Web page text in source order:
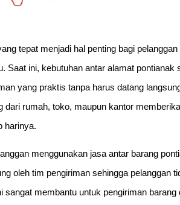
tepat menjadi hal penting bagi
Saat ini, kebutuhan antar alamat
yang praktis tanpa harus datang
dari rumah, toko, maupun kantor
harinya.
menggunakan jasa antar barang
oleh tim pengiriman sehingga pelanggan
sangat membantu untuk pengiriman